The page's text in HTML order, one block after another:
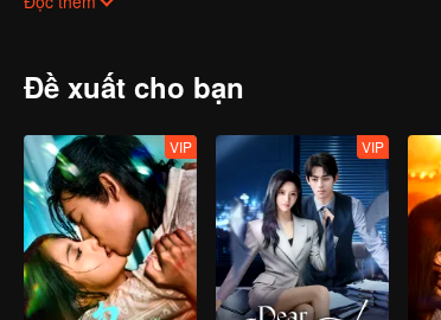
bố "không kết hôn". Rốt cuộc anh ta là nam thần
ta sẽ phải làm sao để chinh phục được người
không kết hôn, chỉ là họ chưa tìm được đúng người phù
Đề xuất cho bạn
VIP VIP